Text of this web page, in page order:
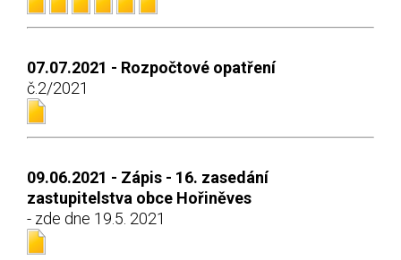
07.07.2021 - Rozpočtové opatření
č.2/2021
09.06.2021 - Zápis - 16. zasedání
zastupitelstva obce Hořiněves
- zde dne 19.5. 2021